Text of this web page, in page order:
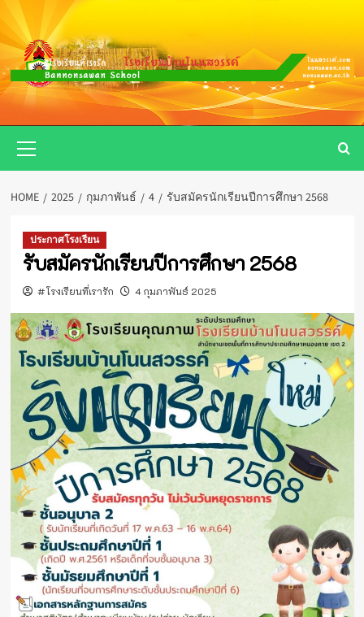
Skip
content
Menu
HOME 2025 กุมภาพันธ์ 4 รับสมัครนักเรียนปีการศึกษา 2568
ประกาศโรงเรียน
รับสมัครนักเรียนปีการศึกษา 2568
#โรงเรียนที่เรารัก 4 กุมภาพันธ์ 2025